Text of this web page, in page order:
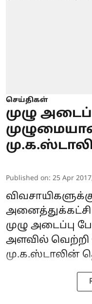
செய்திகள்
முழு
Published on: 25 Apr
அனைத்துக்கட்சி
முழு அடைப்பு
அளவில் வெற்றி
மு.க.ஸ்டாலின்